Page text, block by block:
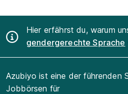
Hier erfährst du, warum
gendergerechte Sprache
Azubiyo ist eine der führenden
Jobbörsen für